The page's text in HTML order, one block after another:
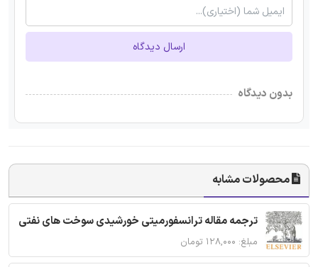
ارسال دیدگاه
بدون دیدگاه
محصولات مشابه
ترجمه مقاله ترانسفورمیتی خورشیدی سوخت های نفتی
مبلغ: ۱۲۸,۰۰۰ تومان